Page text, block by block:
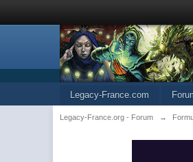
Legacy-France.com
Legacy-France.org - Forum →